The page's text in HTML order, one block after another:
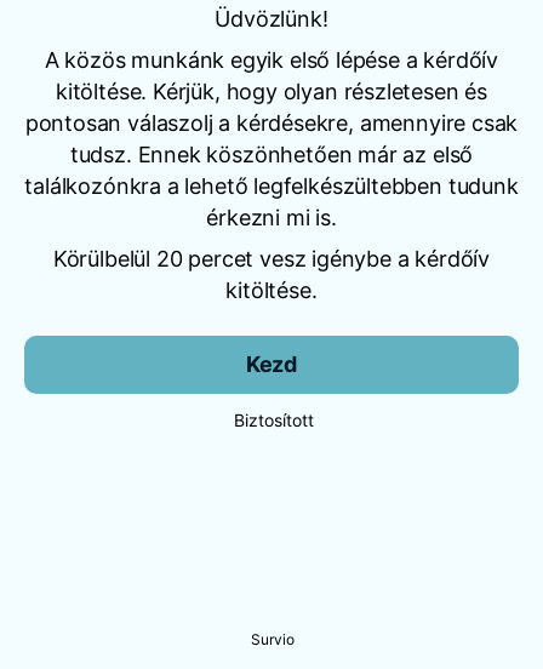
Üdvözlünk!
A közös munkánk egyik első lépése a kérdőív
kitöltése. Kérjük, hogy olyan részletesen és
pontosan válaszolj a kérdésekre, amennyire csak
tudsz. Ennek köszönhetően már az első
találkozónkra a lehető legfelkészültebben tudunk
érkezni mi is.
Körülbelül 20 percet vesz igénybe a kérdőív
kitöltése.
Kezd
Biztosított
Survio